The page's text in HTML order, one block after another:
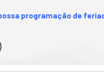
programação de